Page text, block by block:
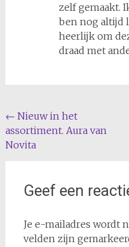
zelf gemaakt.
ben nog altijd
heerlijk om
draad met
Bericht
navigatie
← Nieuw in het
assortiment. Aura van
Novita
Geef een
Je e-mailadres wordt
velden zijn